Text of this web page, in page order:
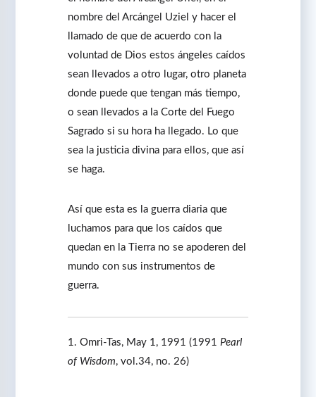
nombre del Arcángel Uziel y hacer el
llamado de que de acuerdo con la
voluntad de Dios estos ángeles caídos
sean llevados a otro lugar, otro planeta
donde puede que tengan más tiempo,
o sean llevados a la Corte del Fuego
Sagrado si su hora ha llegado. Lo que
sea la justicia divina para ellos, que así
se haga.
Así que esta es la guerra diaria que
luchamos para que los caídos que
quedan en la Tierra no se apoderen del
mundo con sus instrumentos de
guerra.
1. Omri-Tas, May 1, 1991 (1991 Pearl
of Wisdom, vol.34, no. 26)